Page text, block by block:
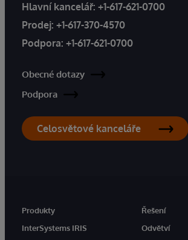
Hlavní kancelář: +1-617-621-0700
Prodej: +1-617-370-4570
Podpora: +1-617-621-0700
Obecné dotazy
Podpora
Celosvětové kanceláře
Produkty
InterSystems IRIS
Řešení
Odvětví